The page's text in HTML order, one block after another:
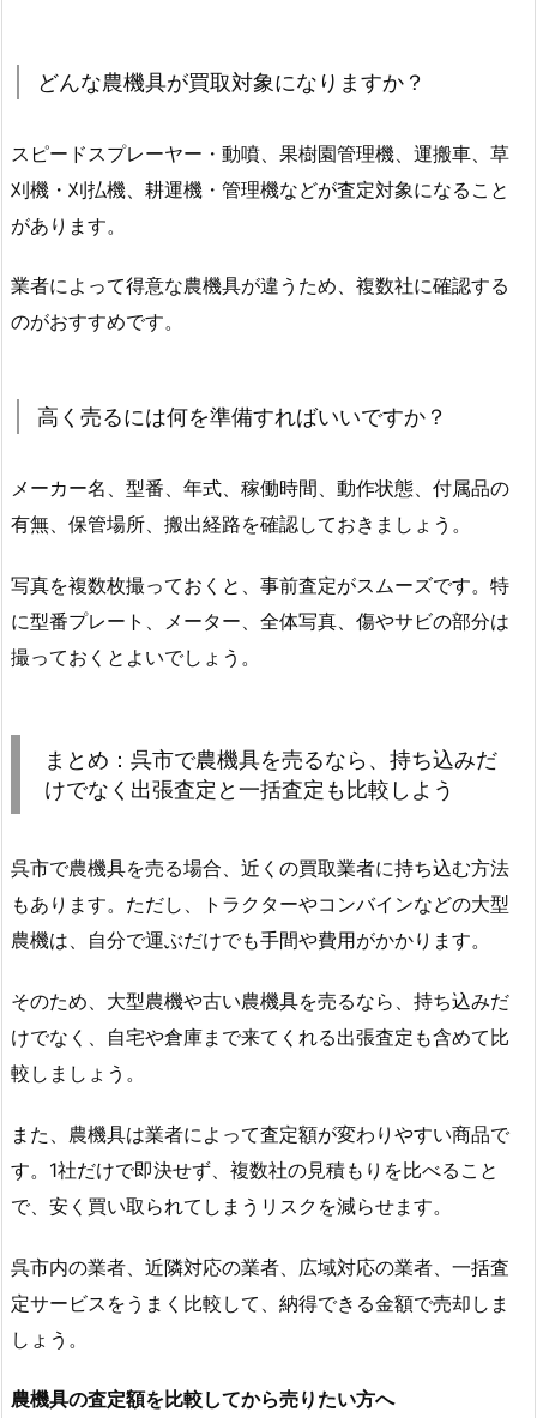
どんな農機具が買取対象になりますか？
スピードスプレーヤー・動噴、果樹園管理機、運搬車、草
刈機・刈払機、耕運機・管理機などが査定対象になること
があります。
業者によって得意な農機具が違うため、複数社に確認する
のがおすすめです。
高く売るには何を準備すればいいですか？
メーカー名、型番、年式、稼働時間、動作状態、付属品の
有無、保管場所、搬出経路を確認しておきましょう。
写真を複数枚撮っておくと、事前査定がスムーズです。特
に型番プレート、メーター、全体写真、傷やサビの部分は
撮っておくとよいでしょう。
まとめ：呉市で農機具を売るなら、持ち込みだ
けでなく出張査定と一括査定も比較しよう
呉市で農機具を売る場合、近くの買取業者に持ち込む方法
もあります。ただし、トラクターやコンバインなどの大型
農機は、自分で運ぶだけでも手間や費用がかかります。
そのため、大型農機や古い農機具を売るなら、持ち込みだ
けでなく、自宅や倉庫まで来てくれる出張査定も含めて比
較しましょう。
また、農機具は業者によって査定額が変わりやすい商品で
す。1社だけで即決せず、複数社の見積もりを比べること
で、安く買い取られてしまうリスクを減らせます。
呉市内の業者、近隣対応の業者、広域対応の業者、一括査
定サービスをうまく比較して、納得できる金額で売却しま
しょう。
農機具の査定額を比較してから売りたい方へ